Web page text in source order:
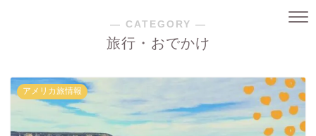
― CATEGORY ―
旅行・おでかけ
アメリカ旅情報